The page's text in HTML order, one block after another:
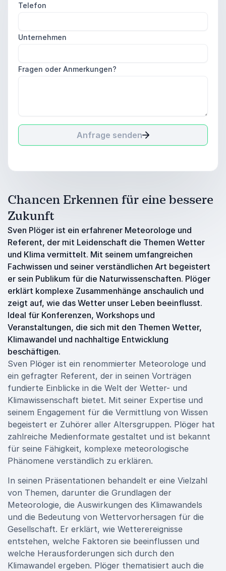
Telefon
Unternehmen
Fragen oder Anmerkungen?
Anfrage senden
Chancen Erkennen für eine bessere
Zukunft
Sven Plöger ist ein erfahrener Meteorologe und
Referent, der mit Leidenschaft die Themen Wetter
und Klima vermittelt. Mit seinem umfangreichen
Fachwissen und seiner verständlichen Art begeistert
er sein Publikum für die Naturwissenschaften. Plöger
erklärt komplexe Zusammenhänge anschaulich und
zeigt auf, wie das Wetter unser Leben beeinflusst.
Ideal für Konferenzen, Workshops und
Veranstaltungen, die sich mit den Themen Wetter,
Klimawandel und nachhaltige Entwicklung
beschäftigen.
Sven Plöger ist ein renommierter Meteorologe und
ein gefragter Referent, der in seinen Vorträgen
fundierte Einblicke in die Welt der Wetter- und
Klimawissenschaft bietet. Mit seiner Expertise und
seinem Engagement für die Vermittlung von Wissen
begeistert er Zuhörer aller Altersgruppen. Plöger hat
zahlreiche Medienformate gestaltet und ist bekannt
für seine Fähigkeit, komplexe meteorologische
Phänomene verständlich zu erklären.
In seinen Präsentationen behandelt er eine Vielzahl
von Themen, darunter die Grundlagen der
Meteorologie, die Auswirkungen des Klimawandels
und die Bedeutung von Wettervorhersagen für die
Gesellschaft. Er erklärt, wie Wetterereignisse
entstehen, welche Faktoren sie beeinflussen und
welche Herausforderungen sich durch den
Klimawandel ergeben. Plöger thematisiert auch die